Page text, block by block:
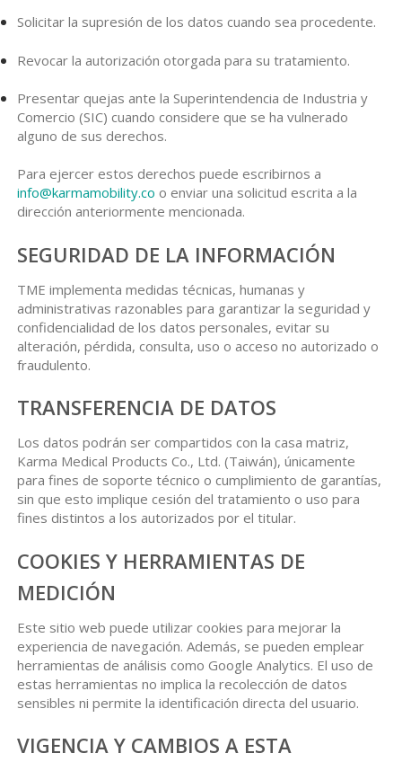
Solicitar la supresión de los datos cuando sea procedente.
Revocar la autorización otorgada para su tratamiento.
Presentar quejas ante la Superintendencia de Industria y
Comercio (SIC) cuando considere que se ha vulnerado
alguno de sus derechos.
Para ejercer estos derechos puede escribirnos a
info@karmamobility.co o enviar una solicitud escrita a la
dirección anteriormente mencionada.
SEGURIDAD DE LA INFORMACIÓN
TME implementa medidas técnicas, humanas y
administrativas razonables para garantizar la seguridad y
confidencialidad de los datos personales, evitar su
alteración, pérdida, consulta, uso o acceso no autorizado o
fraudulento.
TRANSFERENCIA DE DATOS
Los datos podrán ser compartidos con la casa matriz,
Karma Medical Products Co., Ltd. (Taiwán), únicamente
para fines de soporte técnico o cumplimiento de garantías,
sin que esto implique cesión del tratamiento o uso para
fines distintos a los autorizados por el titular.
COOKIES Y HERRAMIENTAS DE
MEDICIÓN
Este sitio web puede utilizar cookies para mejorar la
experiencia de navegación. Además, se pueden emplear
herramientas de análisis como Google Analytics. El uso de
estas herramientas no implica la recolección de datos
sensibles ni permite la identificación directa del usuario.
VIGENCIA Y CAMBIOS A ESTA